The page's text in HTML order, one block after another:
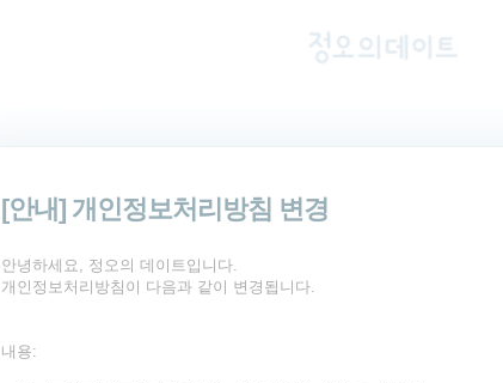
[안내] 개인정보처리방침 변경
안녕하세요, 정오의 데이트입니다.
개인정보처리방침이 다음과 같이 변경됩니다.
내용: